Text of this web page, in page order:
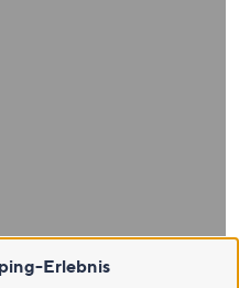
Erlebnis